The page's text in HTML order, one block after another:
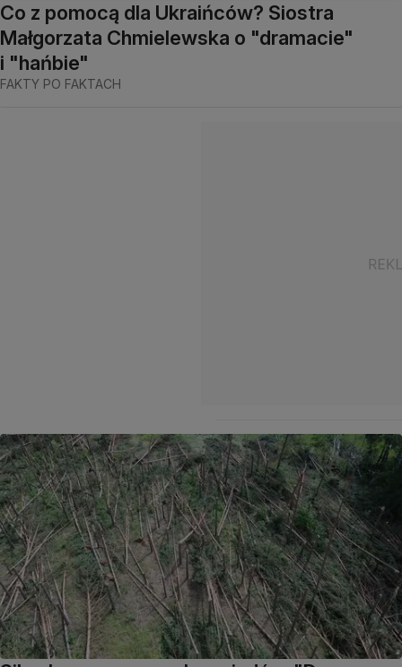
Co z pomocą dla Ukraińców? Siostra
Małgorzata Chmielewska o "dramacie"
i "hańbie"
FAKTY PO FAKTACH